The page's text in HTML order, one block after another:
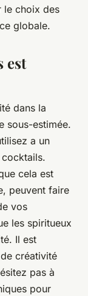
le choix des
globale.
est
dans la
sous-estimée.
a un
cela est
peuvent faire
vos
les spiritueux
Il est
créativité
pas à
pour